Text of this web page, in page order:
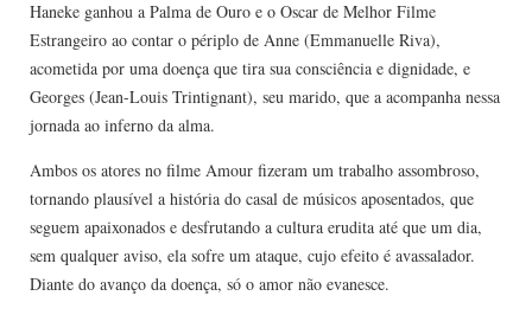
Haneke ganhou a Palma de Ouro e o Oscar de Melhor Filme
Estrangeiro ao contar o périplo de Anne (Emmanuelle Riva),
acometida por uma doença que tira sua consciência e dignidade, e
Georges (Jean-Louis Trintignant), seu marido, que a acompanha nessa
jornada ao inferno da alma.
Ambos os atores no filme Amour fizeram um trabalho assombroso,
tornando plausível a história do casal de músicos aposentados, que
seguem apaixonados e desfrutando a cultura erudita até que um dia,
sem qualquer aviso, ela sofre um ataque, cujo efeito é avassalador.
Diante do avanço da doença, só o amor não evanesce.